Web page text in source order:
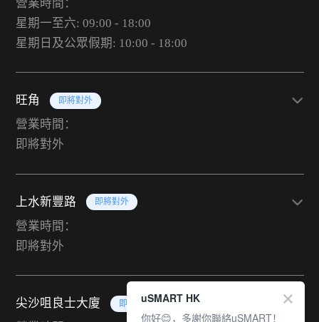
營業時間：
星期一至六: 09:00 - 18:00
星期日及公眾假期: 10:00 - 18:00
旺角 即將對外
營業時間：
即將對外
上水新豐路 即將對外
營業時間：
即將對外
尖沙咀良士大廈 即將對外uSMART HK
你好😊，多謝你聯絡uSMART！